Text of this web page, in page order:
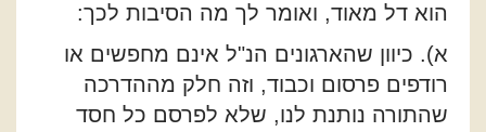
הוא דל מאוד, ואומר לך מה הסיבות לכך:
א). כיוון שהארגונים הנ"ל אינם מחפשים או
רודפים פרסום וכבוד, וזה חלק מההדרכה
שהתורה נותנת לנו, שלא לפרסם כל חסד